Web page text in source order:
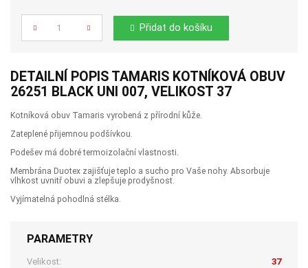
Počet
Přidat do košíku
DETAILNÍ POPIS TAMARIS KOTNÍKOVÁ OBUV
26251 BLACK UNI 007, VELIKOST 37
Kotníková obuv Tamaris vyrobená z přírodní kůže.
Zateplené přijemnou podšívkou.
Podešev má dobré termoizolační vlastnosti.
Membrána Duotex zajišťuje teplo a sucho pro Vaše nohy. Absorbuje
vlhkost uvnitř obuvi a zlepšuje prodyšnost.
Vyjímatelná pohodlná stélka.
PARAMETRY
Velikost:
37